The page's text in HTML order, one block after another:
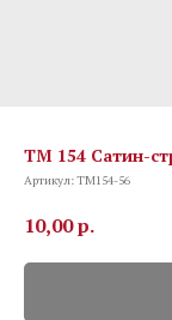
TM 154 Сатин-
Артикул:TM154-56
10,00р.